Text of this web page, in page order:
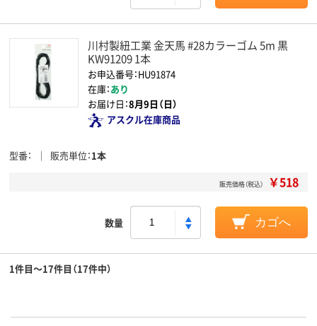
川村製紐工業 金天馬 #28カラーゴム 5m 黒
KW91209 1本
お申込番号：HU91874
在庫：あり
お届け日：8月9日（日）
アスクル在庫商品
型番 販売単位 1本
販売価格（税込） ￥518
数量 カゴへ
1件目～17件目（17件中）